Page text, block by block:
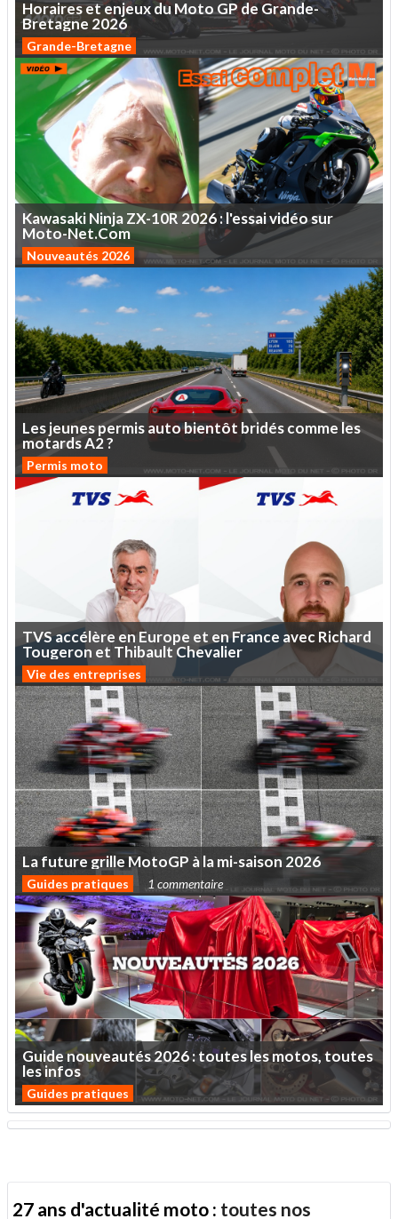
HorairesetenjeuxduMotoGPdeGrande-
Bretagne 2026
Grande-Bretagne
KawasakiNinjaZX-10R2026:l'essaividéosur
Moto-Net.Com
Nouveautés 2026
Lesjeunespermisautobientôt bridéscommeles
motardsA2?
Permis moto
TVSaccélère enEurope et enFrance avecRichard
Tougeron et Thibault Chevalier
Vie des entreprises
Lafuturegrille MotoGP àlami-saison 2026
Guides pratiques 1 commentaire
Guidenouveautés2026:touteslesmotos,toutes
lesinfos
Guides pratiques
27 ans d'actualité moto : toutes nos